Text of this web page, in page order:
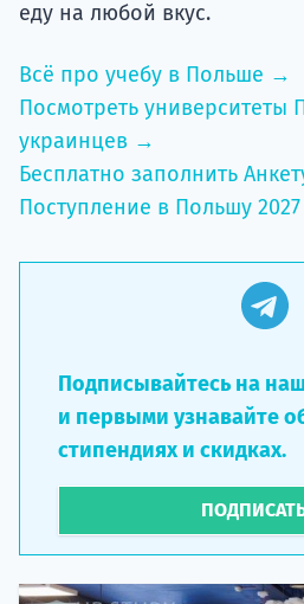
еду на любой вкус.
Всё про учебу в Польше →
Посмотреть университеты
украинцев →
Бесплатно заполнить
Поступление в Польшу
Подписывайтесь на
и первыми узнавайте
стипендиях и скидках.